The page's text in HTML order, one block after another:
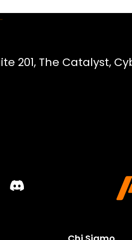
201, The Catalyst,